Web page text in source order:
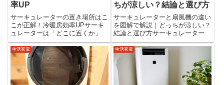
率UP
サーキュレーターの置き場所はこ
こが正解！冷暖房効率UPサーキ
ュレーターは「どこに置くか」で
効果が大きく変わります。置き場
所を間違えると、風は出ていても
空気が循環せず、冷暖房効率が下
がってしまいます。逆に正しい場
所に置くだけで 冷房効率アッ
プ...
ちが涼しい？結論と選び方
サーキュレーターと扇風機の違い
を図解で解説｜どっちが涼しい？
結論と選び方サーキュレーターと
扇風機は見た目が似ていますが、
役割・風の性質・使い方がまった
く違う家電です。「どっちが涼し
いの？」「代わりに使える？」
「電気代はどっちが安い？」この
疑...
生活家電 生活家電